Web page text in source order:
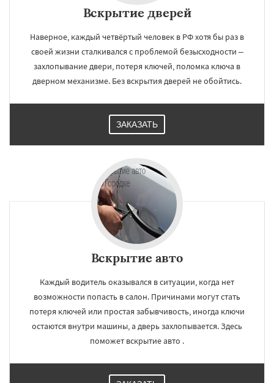
Вскрытие дверей
Наверное, каждый четвёртый человек в РФ хотя бы раз в
своей жизни сталкивался с проблемой безысходности –
захлопывание двери, потеря ключей, поломка ключа в
дверном механизме. Без вскрытия дверей не обойтись.
ЗАКАЗАТЬ
Вскрытие авто
Каждый водитель оказывался в ситуации, когда нет
возможности попасть в салон. Причинами могут стать
потеря ключей или простая забывчивость, иногда ключи
остаются внутри машины, а дверь захлопывается. Здесь
поможет вскрытие авто .